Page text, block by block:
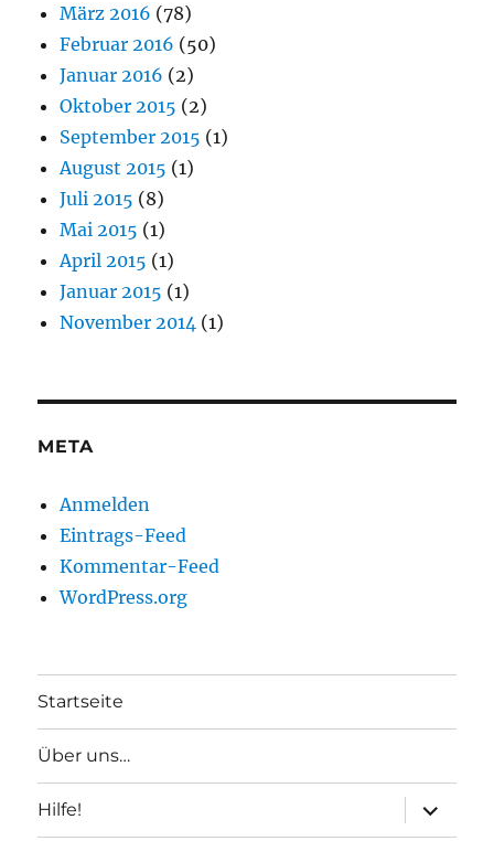
März 2016 (78)
Februar 2016 (50)
Januar 2016 (2)
Oktober 2015 (2)
September 2015 (1)
August 2015 (1)
Juli 2015 (8)
Mai 2015 (1)
April 2015 (1)
Januar 2015 (1)
November 2014 (1)
META
Anmelden
Eintrags-Feed
Kommentar-Feed
WordPress.org
Startseite
Über uns…
Hilfe!
anzeigen